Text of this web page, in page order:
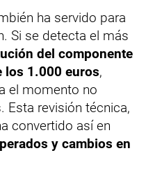
ha servido para
Si se detecta el más
del componente
los 1.000 euros,
el momento no
Esta revisión técnica,
convertido así en
y cambios en